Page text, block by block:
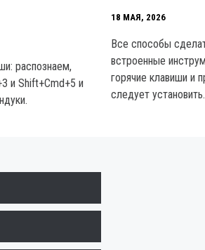
распознаем,
и Shift+Cmd+5 и
18 МАЯ, 2026
Все способы
встроенные
горячие клавиши и
следует установить.